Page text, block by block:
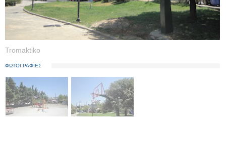
Tromaktiko
ΦΩΤΟΓΡΑΦΙΕΣ